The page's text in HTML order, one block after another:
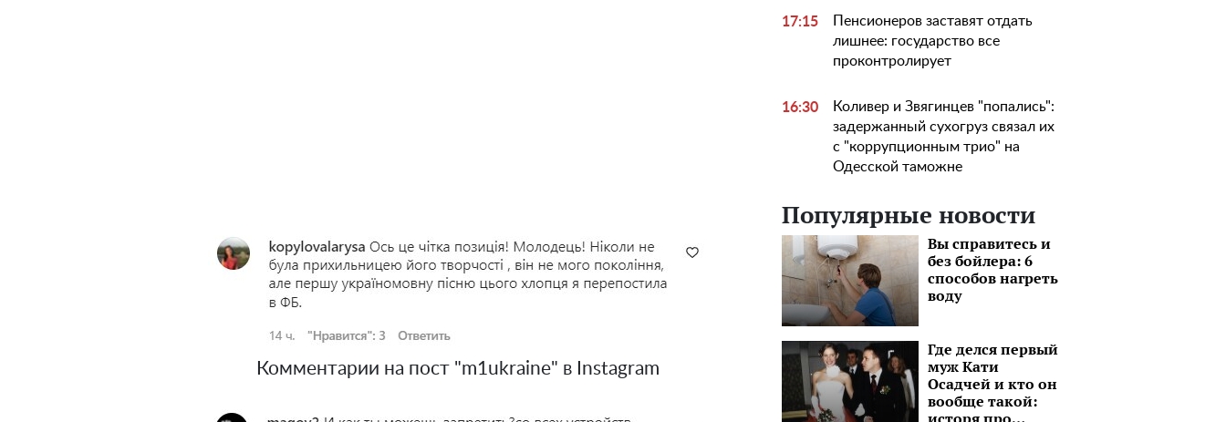
Комментарии на пост "m1ukraine" в Instagram
17:15
Пенсионеров заставят отдать
лишнее: государство все
проконтролирует
16:30
Коливер и Звягинцев "попались":
задержанный сухогруз связал их
с "коррупционным трио" на
Одесской таможне
Популярные новости
Вы справитесь и
без бойлера: 6
способов нагреть
воду
Где делся первый
муж Кати
Осадчей и кто он
вообще такой: